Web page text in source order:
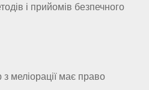
і прийомів безпечного
меліорації має право